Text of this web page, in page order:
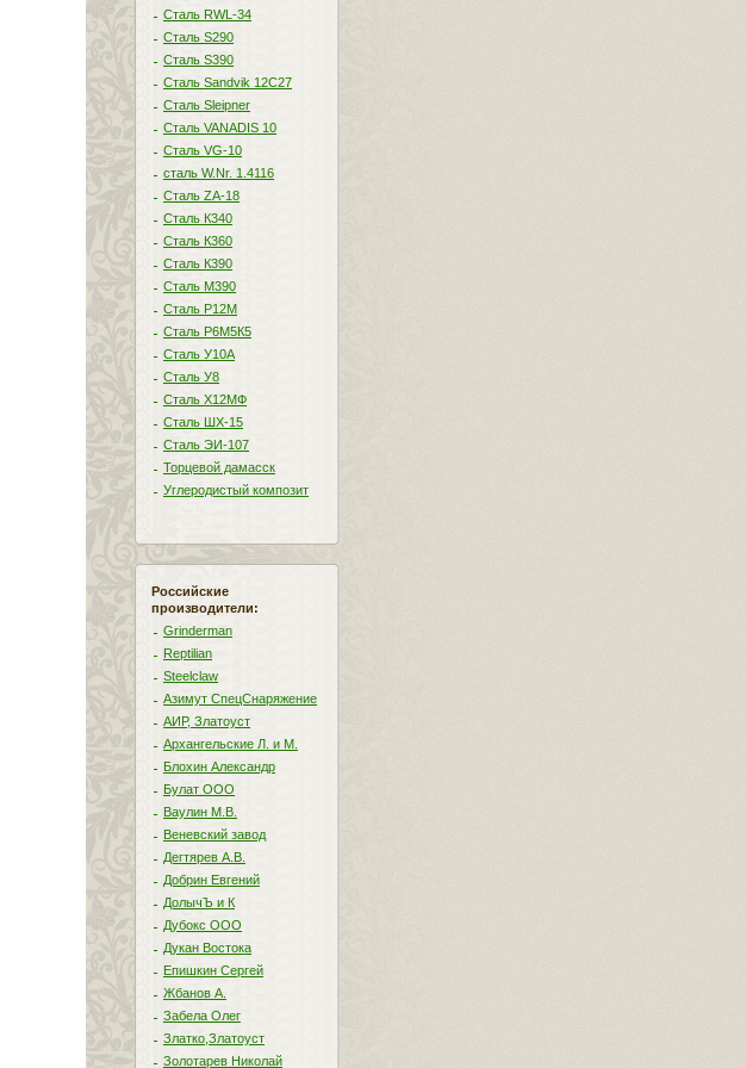
Сталь RWL-34
Сталь S290
Сталь S390
Сталь Sandvik 12C27
Сталь Sleipner
Сталь VANADIS 10
Сталь VG-10
сталь W.Nr. 1.4116
Сталь ZA-18
Сталь К340
Сталь К360
Сталь К390
Сталь М390
Сталь Р12М
Сталь Р6М5К5
Сталь У10А
Сталь У8
Сталь Х12МФ
Сталь ШХ-15
Сталь ЭИ-107
Торцевой дамасск
Углеродистый композит
Российские
производители:
Grinderman
Reptilian
Steelclaw
Азимут СпецСнаряжение
АИР, Златоуст
Архангельские Л. и М.
Блохин Александр
Булат ООО
Ваулин М.В.
Веневский завод
Дегтярев А.В.
Добрин Евгений
ДолычЪ и К
Дубокс ООО
Дукан Востока
Епишкин Сергей
Жбанов А.
Забела Олег
Златко,Златоуст
Золотарев Николай